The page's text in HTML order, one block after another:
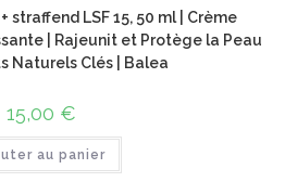
straffend LSF 15, 50 ml | Crème
| Rajeunit et Protège la Peau
Naturels Clés | Balea
15,00 €
au panier